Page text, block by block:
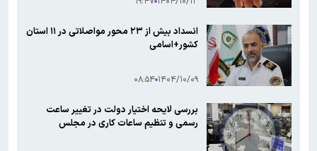
انسداد بیش از ۲۳ محور مواصلاتی در ۱۱ استان
کشور+اسامی
۱۴۰۴/۱۰/۰۹ ۰۸:۵۴
بررسی لایحه اختیار دولت در تغییر ساعت
رسمی و تنظیم ساعات کاری در مجلس